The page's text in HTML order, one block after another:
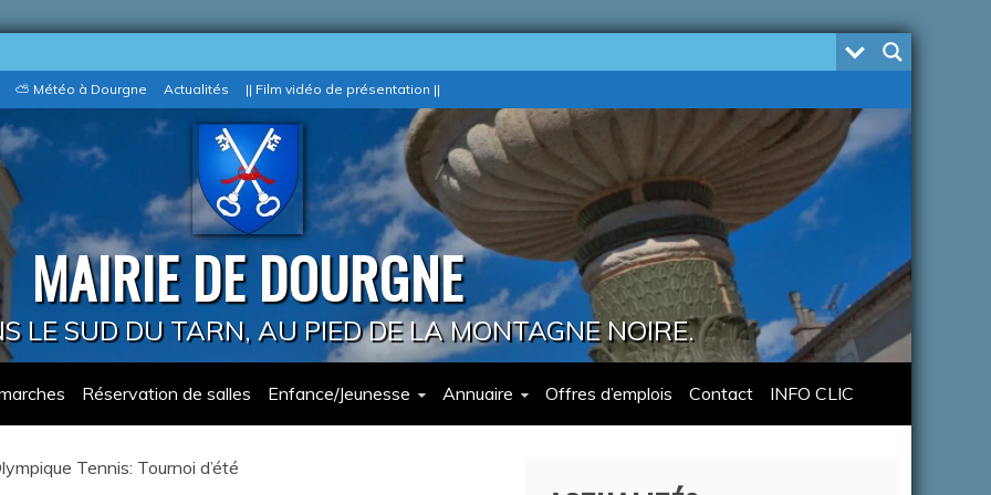
⛅ Météo à Dourgne Actualités || Film vidéo de présentation ||
MAIRIE DE DOURGNE
LE SUD DU TARN, AU PIED DE LA MONTAGNE NOIRE.
Réservation de salles Enfance/Jeunesse Annuaire Offres d’emplois Contact INFO CLIC
Tennis: Tournoi d’été